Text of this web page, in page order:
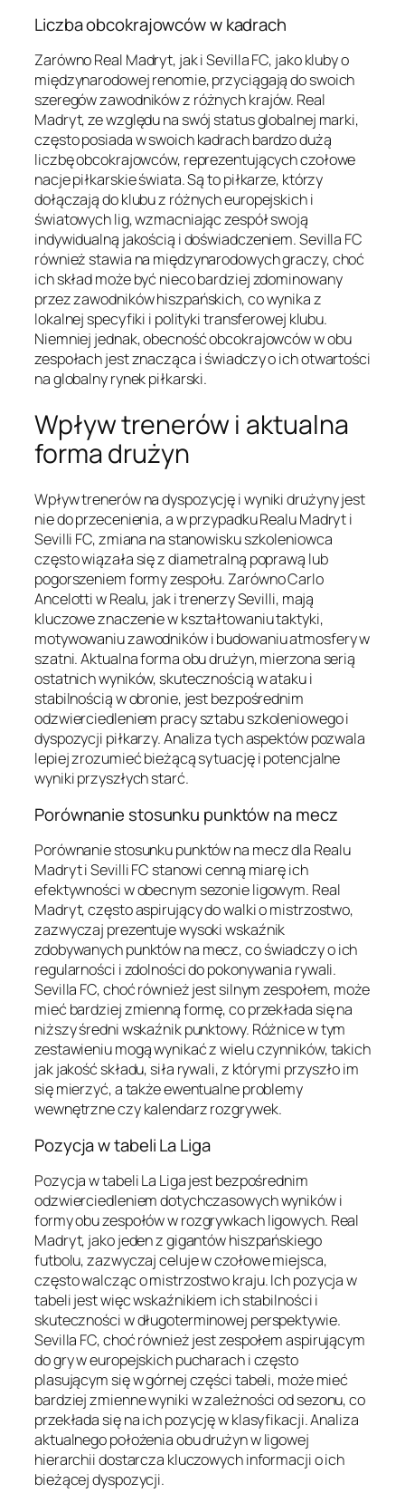
Liczba obcokrajowców w kadrach
Zarówno Real Madryt, jak i Sevilla FC, jako kluby o
międzynarodowej renomie, przyciągają do swoich
szeregów zawodników z różnych krajów. Real
Madryt, ze względu na swój status globalnej marki,
często posiada w swoich kadrach bardzo dużą
liczbę obcokrajowców, reprezentujących czołowe
nacje piłkarskie świata. Są to piłkarze, którzy
dołączają do klubu z różnych europejskich i
światowych lig, wzmacniając zespół swoją
indywidualną jakością i doświadczeniem. Sevilla FC
również stawia na międzynarodowych graczy, choć
ich skład może być nieco bardziej zdominowany
przez zawodników hiszpańskich, co wynika z
lokalnej specyfiki i polityki transferowej klubu.
Niemniej jednak, obecność obcokrajowców w obu
zespołach jest znacząca i świadczy o ich otwartości
na globalny rynek piłkarski.
Wpływ trenerów i aktualna
forma drużyn
Wpływ trenerów na dyspozycję i wyniki drużyny jest
nie do przecenienia, a w przypadku Realu Madryt i
Sevilli FC, zmiana na stanowisku szkoleniowca
często wiązała się z diametralną poprawą lub
pogorszeniem formy zespołu. Zarówno Carlo
Ancelotti w Realu, jak i trenerzy Sevilli, mają
kluczowe znaczenie w kształtowaniu taktyki,
motywowaniu zawodników i budowaniu atmosfery w
szatni. Aktualna forma obu drużyn, mierzona serią
ostatnich wyników, skutecznością w ataku i
stabilnością w obronie, jest bezpośrednim
odzwierciedleniem pracy sztabu szkoleniowego i
dyspozycji piłkarzy. Analiza tych aspektów pozwala
lepiej zrozumieć bieżącą sytuację i potencjalne
wyniki przyszłych starć.
Porównanie stosunku punktów na mecz
Porównanie stosunku punktów na mecz dla Realu
Madryt i Sevilli FC stanowi cenną miarę ich
efektywności w obecnym sezonie ligowym. Real
Madryt, często aspirujący do walki o mistrzostwo,
zazwyczaj prezentuje wysoki wskaźnik
zdobywanych punktów na mecz, co świadczy o ich
regularności i zdolności do pokonywania rywali.
Sevilla FC, choć również jest silnym zespołem, może
mieć bardziej zmienną formę, co przekłada się na
niższy średni wskaźnik punktowy. Różnice w tym
zestawieniu mogą wynikać z wielu czynników, takich
jak jakość składu, siła rywali, z którymi przyszło im
się mierzyć, a także ewentualne problemy
wewnętrzne czy kalendarz rozgrywek.
Pozycja w tabeli La Liga
Pozycja w tabeli La Liga jest bezpośrednim
odzwierciedleniem dotychczasowych wyników i
formy obu zespołów w rozgrywkach ligowych. Real
Madryt, jako jeden z gigantów hiszpańskiego
futbolu, zazwyczaj celuje w czołowe miejsca,
często walcząc o mistrzostwo kraju. Ich pozycja w
tabeli jest więc wskaźnikiem ich stabilności i
skuteczności w długoterminowej perspektywie.
Sevilla FC, choć również jest zespołem aspirującym
do gry w europejskich pucharach i często
plasującym się w górnej części tabeli, może mieć
bardziej zmienne wyniki w zależności od sezonu, co
przekłada się na ich pozycję w klasyfikacji. Analiza
aktualnego położenia obu drużyn w ligowej
hierarchii dostarcza kluczowych informacji o ich
bieżącej dyspozycji.